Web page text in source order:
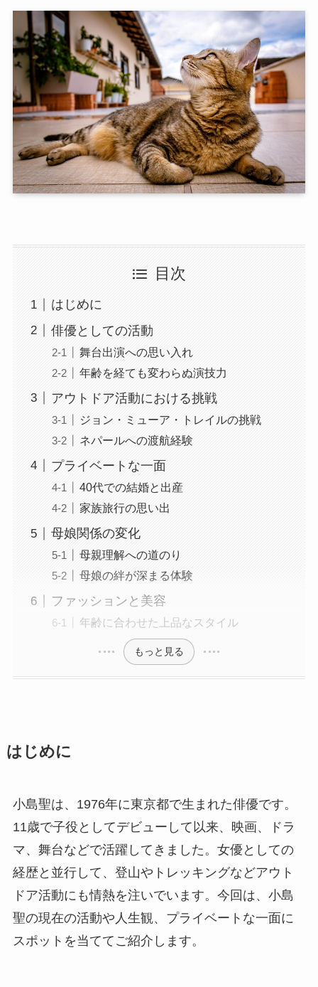
目次
はじめに
俳優としての活動
舞台出演への思い入れ
年齢を経ても変わらぬ演技力
アウトドア活動における挑戦
ジョン・ミューア・トレイルの挑戦
ネパールへの渡航経験
プライベートな一面
40代での結婚と出産
家族旅行の思い出
母娘関係の変化
母親理解への道のり
母娘の絆が深まる体験
ファッションと美容
年齢に合わせた上品なスタイル
もっと見る
はじめに
小島聖は、1976年に東京都で生まれた俳優です。
11歳で子役としてデビューして以来、映画、ドラ
マ、舞台などで活躍してきました。女優としての
経歴と並行して、登山やトレッキングなどアウト
ドア活動にも情熱を注いでいます。今回は、小島
聖の現在の活動や人生観、プライベートな一面に
スポットを当ててご紹介します。